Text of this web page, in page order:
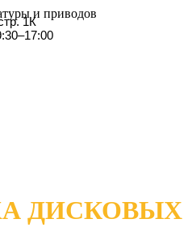
и приводов
1К
ДИСКОВЫХ